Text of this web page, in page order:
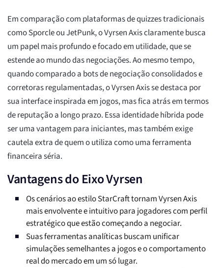
Em comparação com plataformas de quizzes tradicionais
como Sporcle ou JetPunk, o Vyrsen Axis claramente busca
um papel mais profundo e focado em utilidade, que se
estende ao mundo das negociações. Ao mesmo tempo,
quando comparado a bots de negociação consolidados e
corretoras regulamentadas, o Vyrsen Axis se destaca por
sua interface inspirada em jogos, mas fica atrás em termos
de reputação a longo prazo. Essa identidade híbrida pode
ser uma vantagem para iniciantes, mas também exige
cautela extra de quem o utiliza como uma ferramenta
financeira séria.
Vantagens do Eixo Vyrsen
Os cenários ao estilo StarCraft tornam Vyrsen Axis
mais envolvente e intuitivo para jogadores com perfil
estratégico que estão começando a negociar.
Suas ferramentas analíticas buscam unificar
simulações semelhantes a jogos e o comportamento
real do mercado em um só lugar.